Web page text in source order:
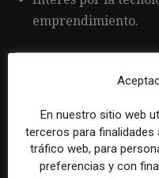
emprendimiento.
Por favor, para
www.linkedin.com.
En nuestro sitio web
terceros para finalidades
tráfico web, para
preferencias y con